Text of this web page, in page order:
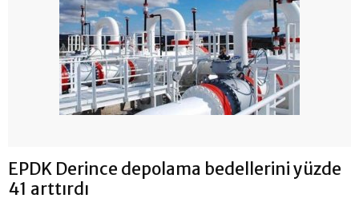
EPDK Derince depolama bedellerini yüzde
41 arttırdı